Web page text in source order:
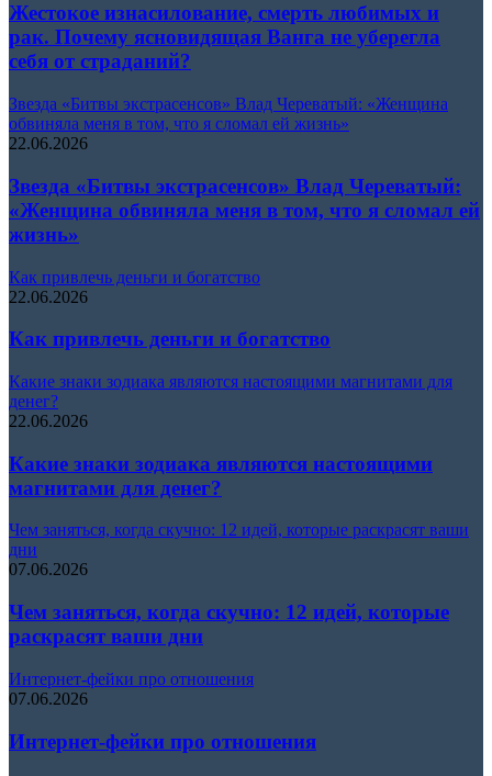
Жестокое изнасилование, смерть любимых и
рак. Почему ясновидящая Ванга не уберегла
себя от страданий?
Звезда «Битвы экстрасенсов» Влад Череватый: «Женщина
обвиняла меня в том, что я сломал ей жизнь»
22.06.2026
Звезда «Битвы экстрасенсов» Влад Череватый:
«Женщина обвиняла меня в том, что я сломал ей
жизнь»
Как привлечь деньги и богатство
22.06.2026
Как привлечь деньги и богатство
Какие знаки зодиака являются настоящими магнитами для
денег?
22.06.2026
Какие знаки зодиака являются настоящими
магнитами для денег?
Чем заняться, когда скучно: 12 идей, которые раскрасят ваши
дни
07.06.2026
Чем заняться, когда скучно: 12 идей, которые
раскрасят ваши дни
Интернет-фейки про отношения
07.06.2026
Интернет-фейки про отношения